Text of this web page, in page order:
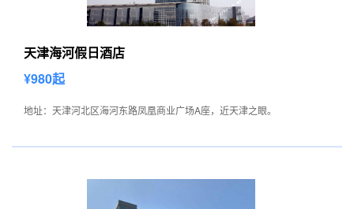
天津海河假日酒店
¥980起
地址：天津河北区海河东路凤凰商业广场A座，近天津之眼。